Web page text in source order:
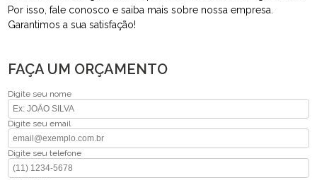
Por isso, fale conosco e saiba mais sobre nossa empresa.
Garantimos a sua satisfação!
FAÇA UM ORÇAMENTO
Digite seu nome
Digite seu email
Digite seu telefone